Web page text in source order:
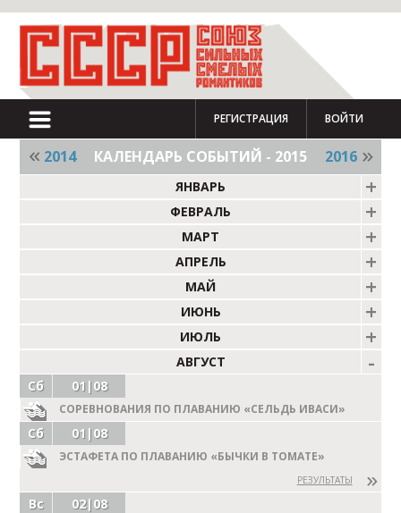
РЕГИСТРАЦИЯ ВОЙТИ
2014 2016
КАЛЕНДАРЬ СОБЫТИЙ - 2015
ЯНВАРЬ
ФЕВРАЛЬ
МАРТ
АПРЕЛЬ
МАЙ
ИЮНЬ
ИЮЛЬ
АВГУСТ
Сб
01|08
СОРЕВНОВАНИЯ ПО ПЛАВАНИЮ «СЕЛЬДЬ ИВАСИ»
Сб 01|08
ЭСТАФЕТА ПО ПЛАВАНИЮ «БЫЧКИ В ТОМАТЕ»
РЕЗУЛЬТАТЫ
Вс 02|08